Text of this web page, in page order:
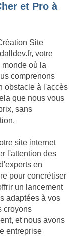
et Pro à
Site
votre
où la
comprenons
obstacle à l'accès
que nous vous
sans
site internet
l'attention des
en
pour concrétiser
un lancement
adaptées à vos
croyons
et nous avons
entreprise